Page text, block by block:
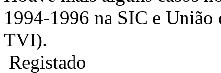
1994-1996 na SIC e
TVI).
Registado